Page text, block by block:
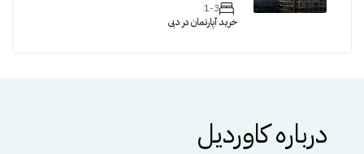
1-3
خرید آپارتمان در دبی
درباره کاوردیل